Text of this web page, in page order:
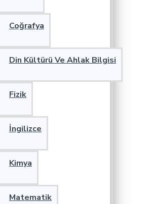
Coğrafya
Din Kültürü Ve Ahlak Bilgisi
Fizik
İngilizce
Kimya
Matematik